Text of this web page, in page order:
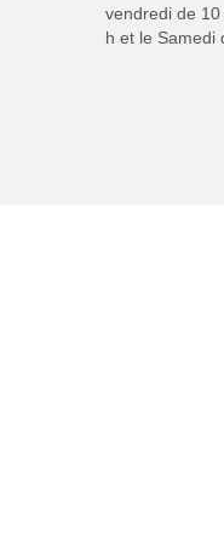
vendredi de
h et le Samedi